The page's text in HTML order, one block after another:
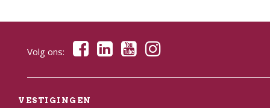
Volg ons:
VESTIGINGEN